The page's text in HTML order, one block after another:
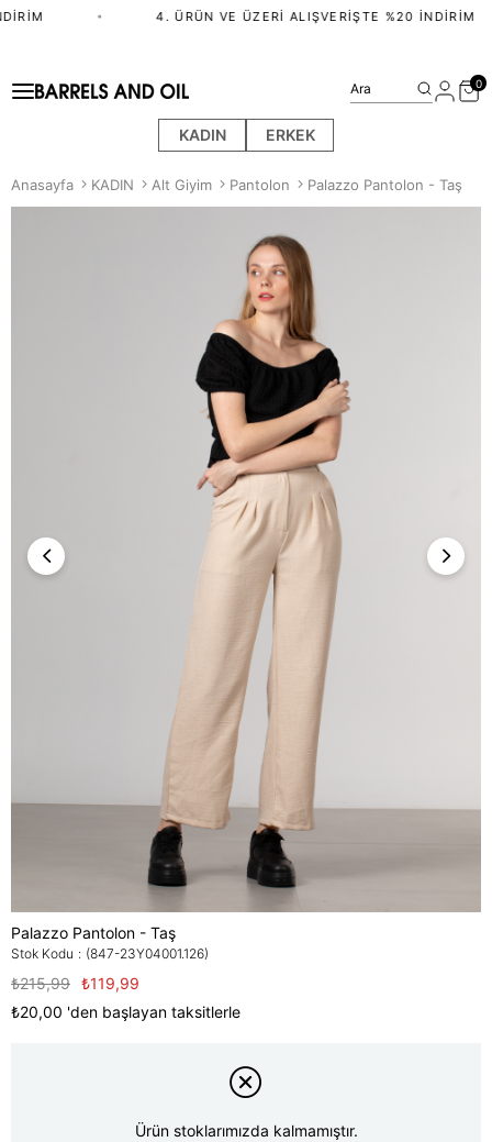
4. ÜRÜN VE ÜZERI ALIŞVERIŞTE %20 İNDIRIM
KADIN ERKEK
Ara 0
Anasayfa KADIN Alt Giyim Pantolon Palazzo Pantolon - Taş
Palazzo Pantolon - Taş
Stok Kodu (847-23Y04001.126)
₺215,99 ₺119,99
₺20,00 'den başlayan taksitlerle
Ürün stoklarımızda kalmamıştır.